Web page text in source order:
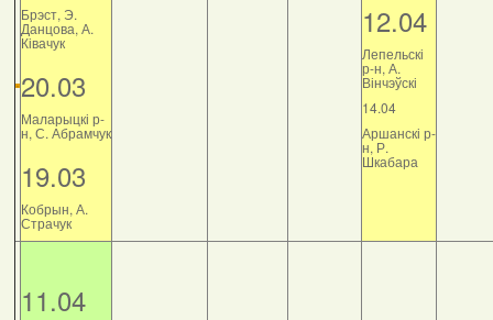
Брэст, Э.
Данцова, А.
Ківачук
20.03
Маларыцкі р-
н, С. Абрамчук
19.03
Кобрын, А.
Страчук
12.04
Лепельскі
р-н, А.
Вінчэўскі
14.04
Аршанскі р-
н, Р.
Шкабара
11.04